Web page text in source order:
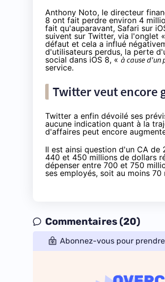
Anthony Noto, le directeur
8 ont fait perdre environ 4
fait qu'auparavant, Safari sur
suivent sur Twitter, via l'onglet
défaut et cela a influé
d'utilisateurs perdus, la perte
social dans iOS 8, « à cause d'un
service.
Twitter veut encore
Twitter a enfin dévoilé ses
aucune indication quant à la
d'affaires peut encore
Il est ainsi question d'un CA de
440 et 450 millions de dollars
dépenser entre 700 et 750
ses employés, soit au moins
Commentaires (20)
Abonnez-vous pour